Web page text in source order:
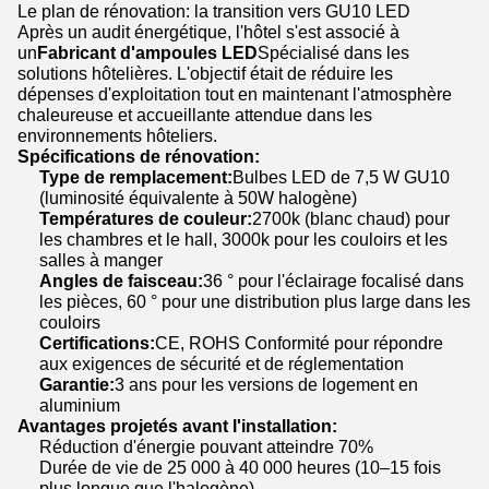
Le plan de rénovation: la transition vers GU10 LED
Après un audit énergétique, l'hôtel s'est associé à
unFabricant d'ampoules LEDSpécialisé dans les
solutions hôtelières. L'objectif était de réduire les
dépenses d'exploitation tout en maintenant l'atmosphère
chaleureuse et accueillante attendue dans les
environnements hôteliers.
Spécifications de rénovation:
Type de remplacement:Bulbes LED de 7,5 W GU10
(luminosité équivalente à 50W halogène)
Températures de couleur:2700k (blanc chaud) pour
les chambres et le hall, 3000k pour les couloirs et les
salles à manger
Angles de faisceau:36 ° pour l'éclairage focalisé dans
les pièces, 60 ° pour une distribution plus large dans les
couloirs
Certifications:CE, ROHS Conformité pour répondre
aux exigences de sécurité et de réglementation
Garantie:3 ans pour les versions de logement en
aluminium
Avantages projetés avant l'installation:
Réduction d'énergie pouvant atteindre 70%
Durée de vie de 25 000 à 40 000 heures (10–15 fois